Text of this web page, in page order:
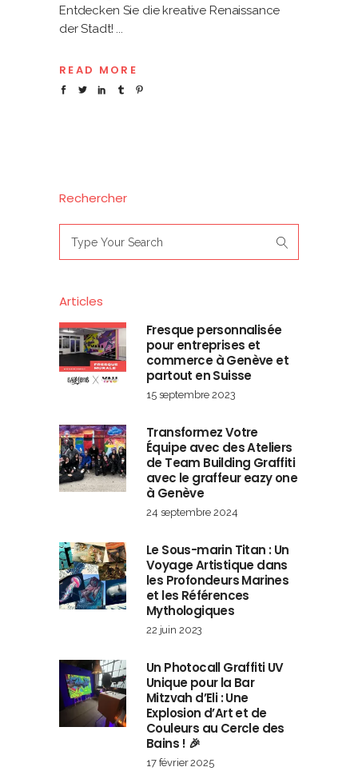
Entdecken Sie die kreative Renaissance
der Stadt!
READ MORE
Rechercher
for:
Articles
Fresque personnalisée
pour entreprises et
commerce à Genève et
partout en Suisse
15 septembre 2023
Transformez Votre
Équipe avec des Ateliers
de Team Building Graffiti
avec le graffeur eazy one
à Genève
24 septembre 2024
Le Sous-marin Titan : Un
Voyage Artistique dans
les Profondeurs Marines
et les Références
Mythologiques
22 juin 2023
Un Photocall Graffiti UV
Unique pour la Bar
Mitzvah d’Eli : Une
Explosion d’Art et de
Couleurs au Cercle des
Bains ! 🎉
17 février 2025